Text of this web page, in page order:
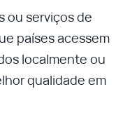
ou serviços de
países acessem
localmente ou
qualidade em